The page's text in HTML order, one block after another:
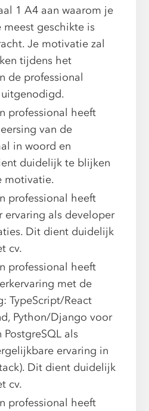
1 A4 aan waarom je
geschikte is
Je motivatie zal
tijdens het
de professional
professional heeft
van de
in woord en
duidelijk te blijken
motivatie.
professional heeft
ervaring als developer
Dit dient duidelijk
cv.
professional heeft
met de
TypeScript/React
Python/Django voor
als
ervaring in
Dit dient duidelijk
cv.
professional heeft